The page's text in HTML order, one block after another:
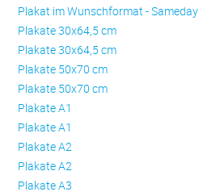
Plakat im Wunschformat - Sameday
Plakate 30x64,5 cm
Plakate 30x64,5 cm
Plakate 50x70 cm
Plakate 50x70 cm
Plakate A1
Plakate A1
Plakate A2
Plakate A2
Plakate A3